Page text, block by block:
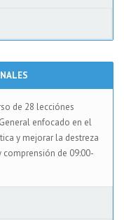
de 28 lecciónes
enfocado en el
y mejorar la destreza
de 09:00-